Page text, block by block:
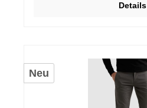
Details
Neu